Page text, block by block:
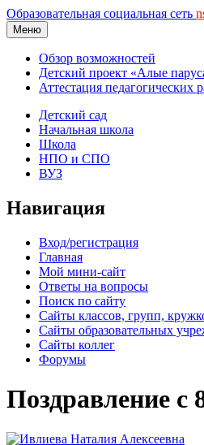
Образовательная социальная сеть
Меню
Обзор возможностей
Детский проект «Алые
Аттестация педагогических
Детский сад
Начальная школа
Школа
НПО и СПО
ВУЗ
Навигация
Вход/регистрация
Главная
Мой мини-сайт
Ответы на вопросы
Поиск по сайту
Сайты классов, групп,
Сайты образовательных
Сайты коллег
Форумы
Поздравление с